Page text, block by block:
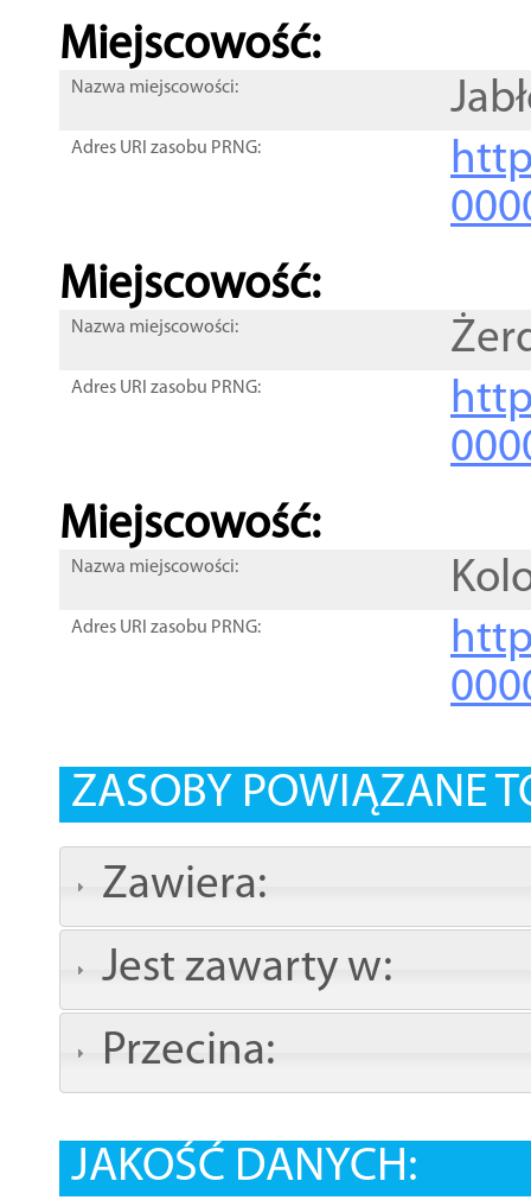
Miejscowość:
Nazwa miejscowości:
Adres URI zasobu PRNG:
Miejscowość:
Nazwa miejscowości:
Adres URI zasobu PRNG:
Miejscowość:
Nazwa miejscowości:
Adres URI zasobu PRNG:
ZASOBY POWIĄZANE
Zawiera:
Jest zawarty w:
Przecina:
JAKOŚĆ DANYCH: